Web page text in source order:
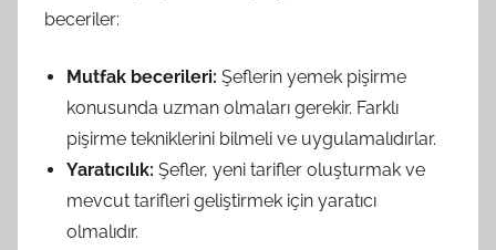
beceriler:
Mutfak becerileri: Şeflerin yemek pişirme
konusunda uzman olmaları gerekir. Farklı
pişirme tekniklerini bilmeli ve uygulamalıdırlar.
Yaratıcılık: Şefler, yeni tarifler oluşturmak ve
mevcut tarifleri geliştirmek için yaratıcı
olmalıdır.